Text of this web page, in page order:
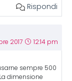
Rispondi
2017 12:14 pm
sempre 500
dimensione